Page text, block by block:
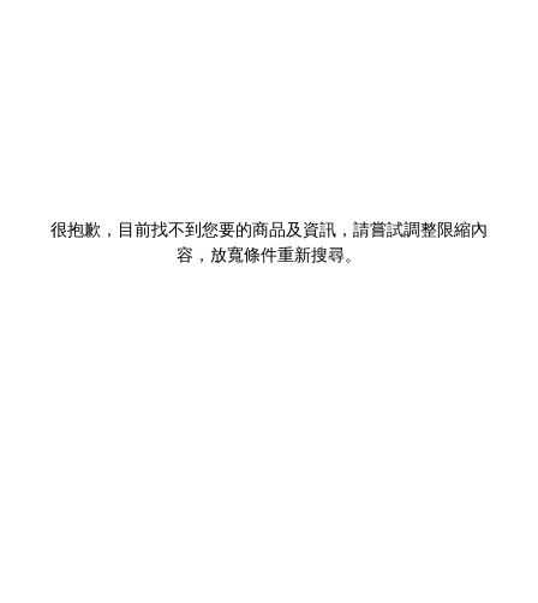
很抱歉，目前找不到您要的商品及資訊，請嘗試調整限縮內
容，放寬條件重新搜尋。